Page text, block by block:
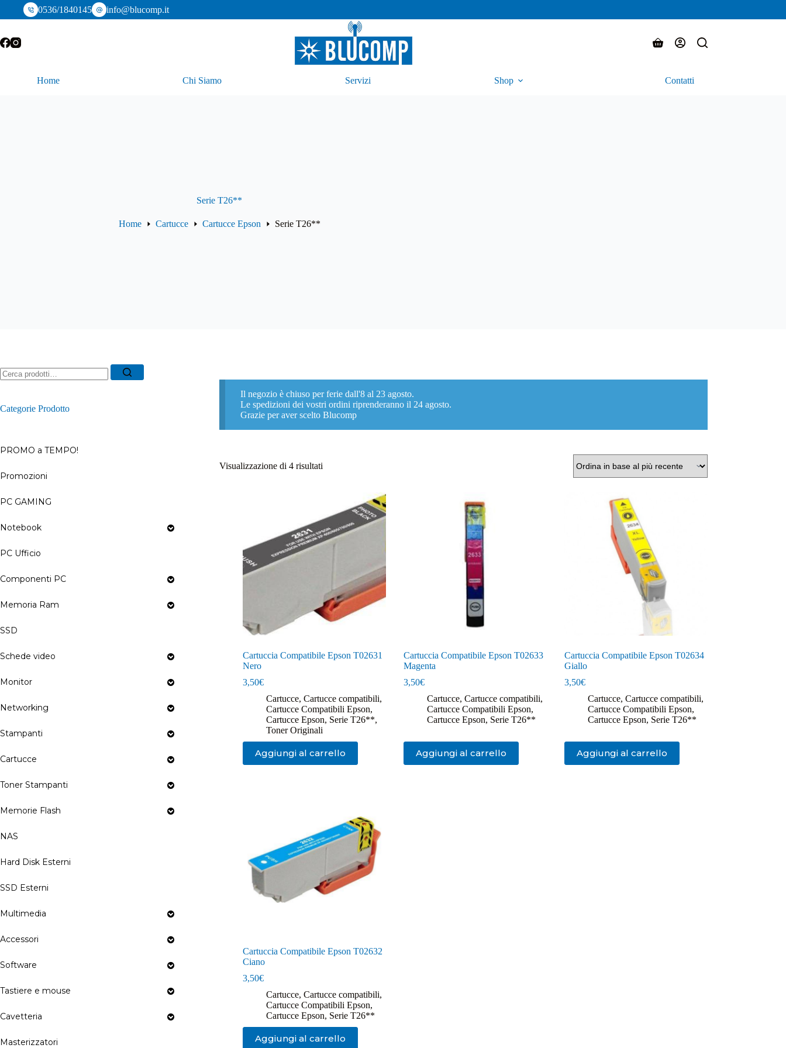
0536/1840145 info@blucomp.it
Carrello
Home Chi Siamo Servizi Shop Contatti
Serie T26**
Home Cartucce Cartucce Epson Serie T26**
Il negozio è chiuso per ferie dall'8 al 23 agosto.
Le spedizioni dei vostri ordini riprenderanno il 24 agosto.
Grazie per aver scelto Blucomp
Visualizzazione di 4 risultatiOrdina
recente
Cartuccia Compatibile Epson T02631
Nero
3,50€
Cartucce, Cartucce compatibili,
Cartucce Compatibili Epson,
Cartucce Epson, Serie T26**,
Toner Originali
Aggiungi al carrello
Cartuccia Compatibile Epson T02633
Magenta
3,50€
Cartucce, Cartucce compatibili,
Cartucce Compatibili Epson,
Cartucce Epson, Serie T26**
Aggiungi al carrello
Cartuccia Compatibile Epson T02634
Giallo
3,50€
Cartucce, Cartucce compatibili,
Cartucce Compatibili Epson,
Cartucce Epson, Serie T26**
Aggiungi al carrello
Cartuccia Compatibile Epson T02632
Ciano
3,50€
Cartucce, Cartucce compatibili,
Cartucce Compatibili Epson,
Cartucce Epson, Serie T26**
Aggiungi al carrello
Ricerca
per:
Categorie Prodotto
PROMO a TEMPO!
Promozioni
–
PC GAMING
Notebook
PC Ufficio
Componenti PC
Memoria Ram
SSD
Schede video
Monitor
Networking
Stampanti
Cartucce
Toner Stampanti
Memorie Flash
NAS
Hard Disk Esterni
SSD Esterni
Multimedia
Accessori
Software
Tastiere e mouse
Cavetteria
Masterizzatori